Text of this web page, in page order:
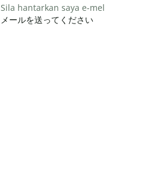
Sila hantarkan saya e-mel
メールを送ってください